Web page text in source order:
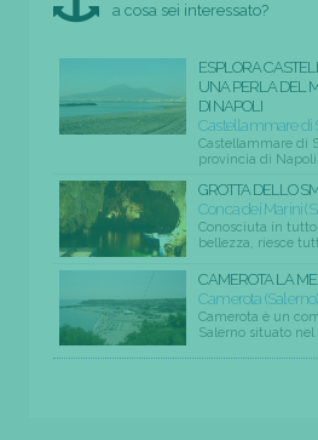
a cosa sei interessato?
ESPLORA
UNA PERLA DEL
DI NAPOLI
Castellammare di
Castellammare di
provincia di
GROTTA DELLO
Conca dei Marini
Conosciuta in
bellezza, riesce
CAMEROTA LA
Camerota (Salerno)
Camerota è un
Salerno situato nel